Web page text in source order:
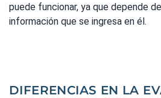
puede funcionar, ya que depende
información que se ingresa en él.
DIFERENCIAS EN LA